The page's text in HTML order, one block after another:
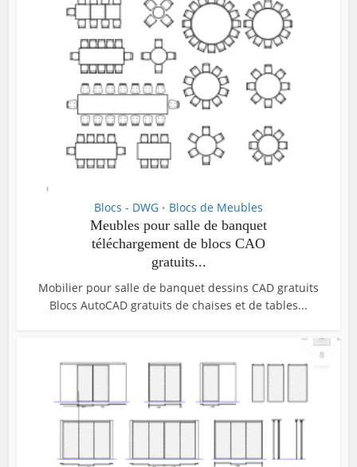
Blocs - DWG • Blocs de Meubles
Meubles pour salle de banquet
téléchargement de blocs CAO
gratuits...
Mobilier pour salle de banquet dessins CAD gratuits
Blocs AutoCAD gratuits de chaises et de tables...